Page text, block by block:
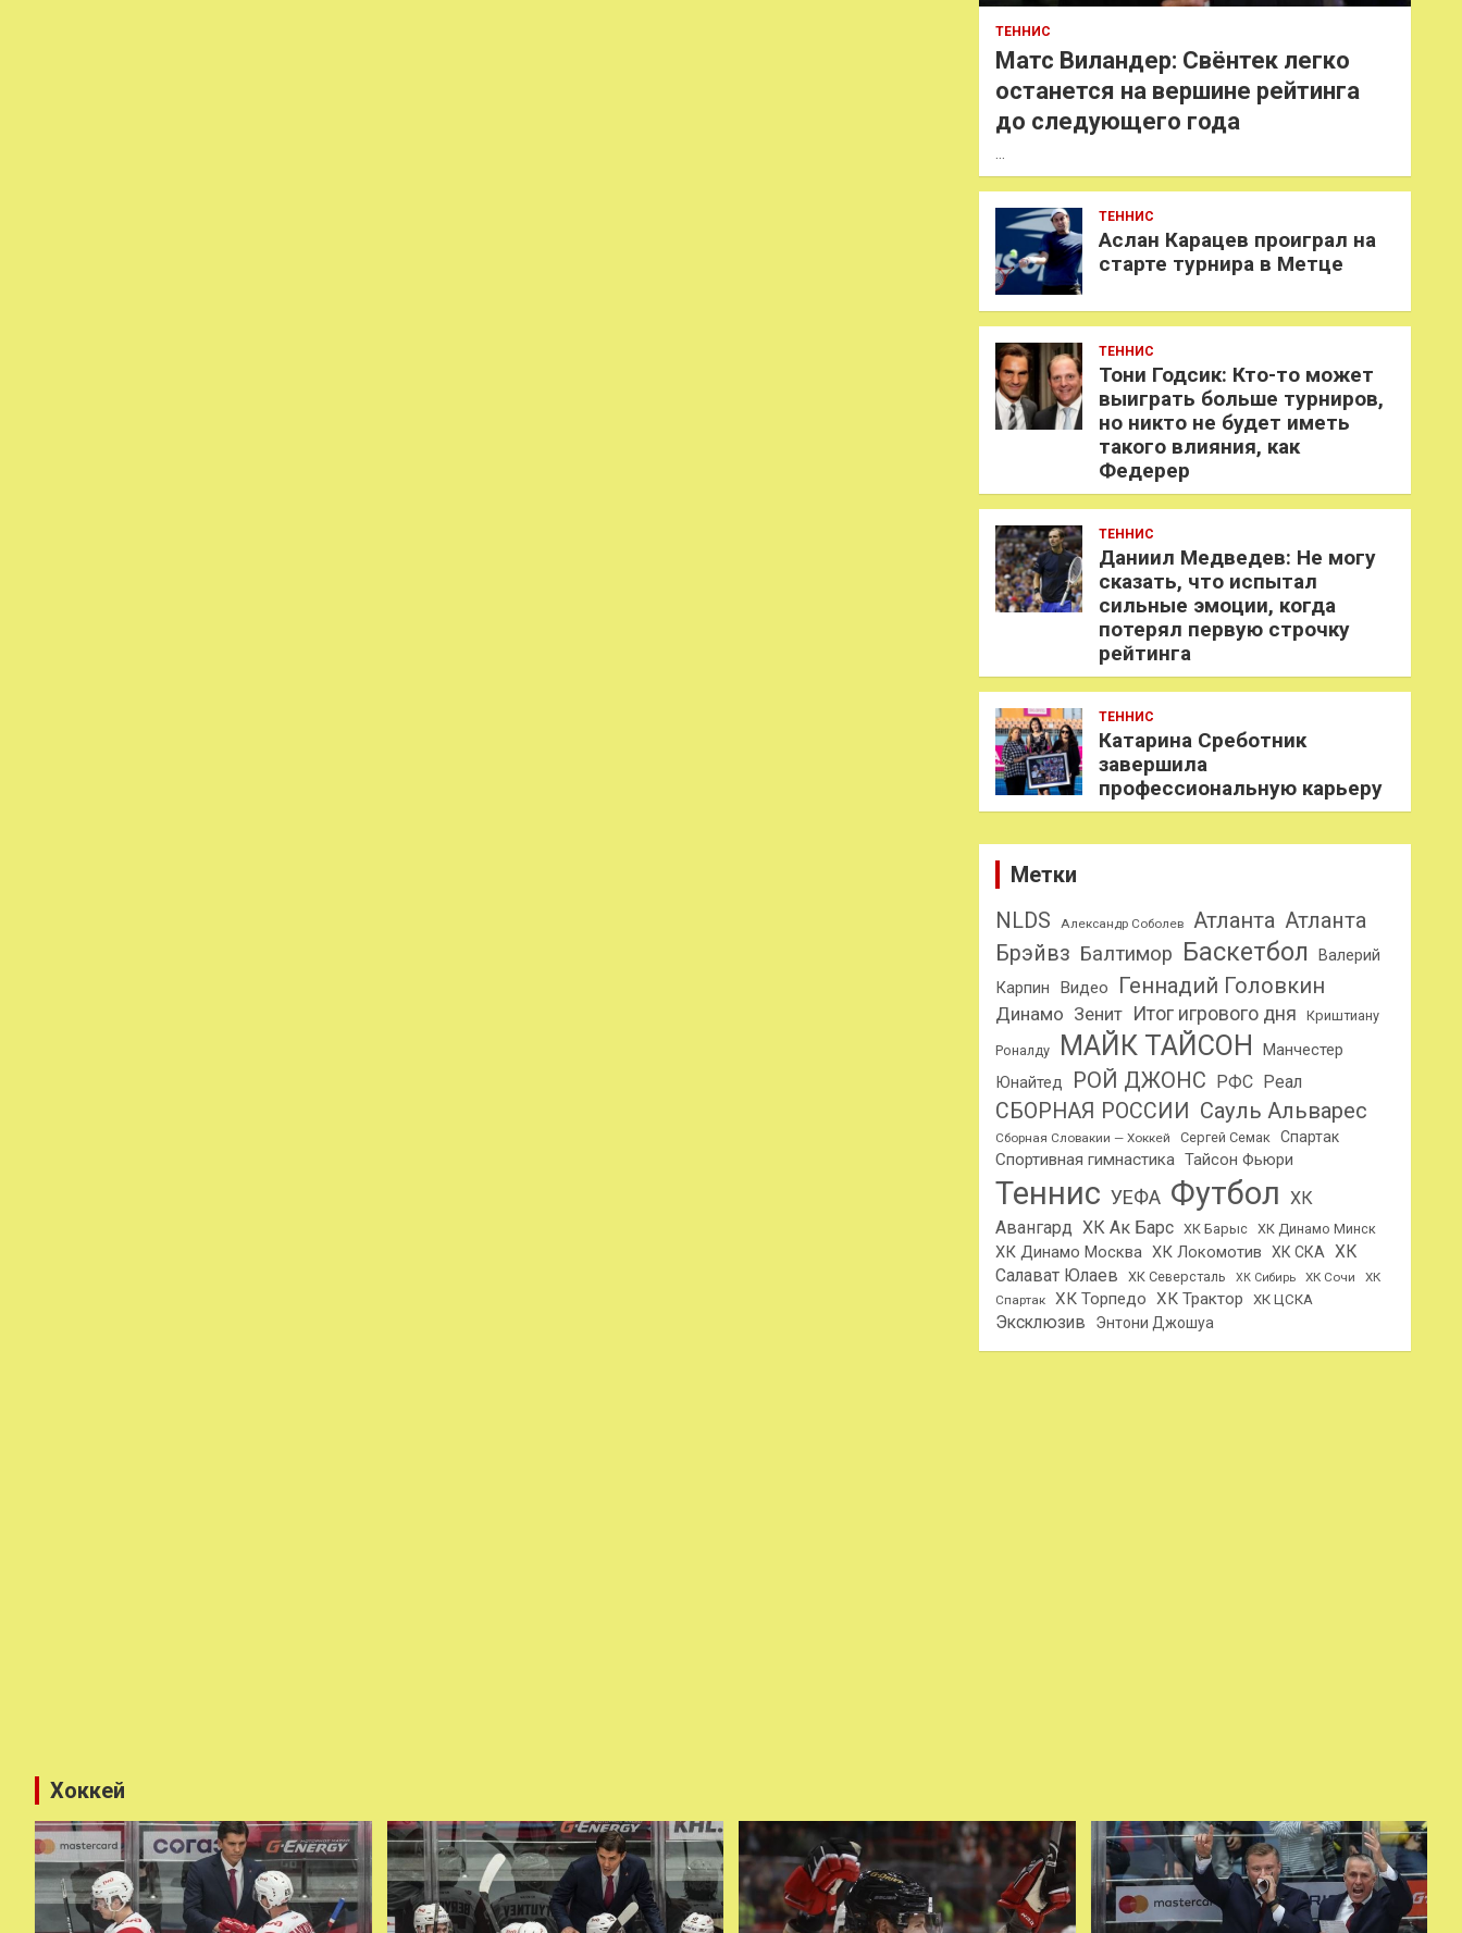
ТЕННИС
Матс Виландер: Свёнтек легко
останется на вершине рейтинга
до следующего года
…
ТЕННИС
Аслан Карацев проиграл на
старте турнира в Метце
ТЕННИС
Тони Годсик: Кто-то может
выиграть больше турниров,
но никто не будет иметь
такого влияния, как
Федерер
ТЕННИС
Даниил Медведев: Не могу
сказать, что испытал
сильные эмоции, когда
потерял первую строчку
рейтинга
ТЕННИС
Катарина Среботник
завершила
профессиональную карьеру
Метки
NLDS
Александр Соболев Атланта Атланта
Брэйвз Балтимор Баскетбол
Валерий
Карпин
Видео Геннадий Головкин
Динамо Зенит Итог игрового дня Криштиану
Роналду МАЙК ТАЙСОН
Манчестер
Юнайтед
РОЙ ДЖОНС РФС Реал
СБОРНАЯ РОССИИ Сауль Альварес
Сборная Словакии — Хоккей Сергей Семак Спартак
Спортивная гимнастика Тайсон Фьюри
Теннис УЕФА Футбол ХК
Авангард ХК Ак Барс ХК Барыс ХК Динамо Минск
ХК Динамо Москва ХК Локомотив ХК СКА
ХК
Салават Юлаев
ХК Северсталь ХК Сибирь ХК Сочи
ХК
Спартак
ХК Торпедо ХК Трактор ХК ЦСКА
Эксклюзив Энтони Джошуа
Хоккей